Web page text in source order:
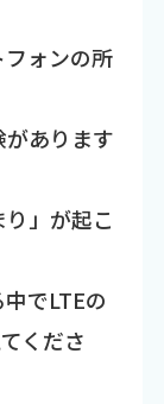
フォンの所
があります
」が起こ
でLTEの
くださ